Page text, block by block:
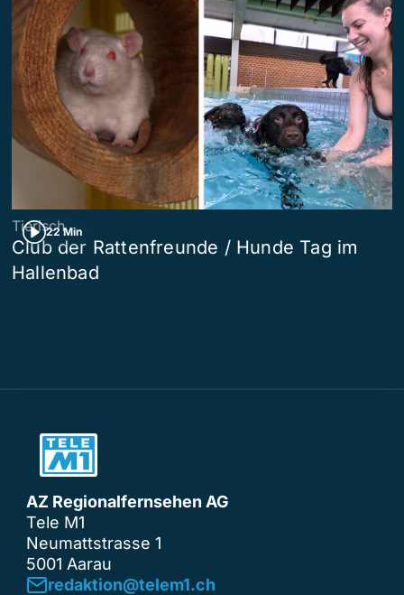
22 Min
Tierisch
Club der Rattenfreunde / Hunde Tag im
Hallenbad
AZ Regionalfernsehen AG
Tele M1
Neumattstrasse 1
5001 Aarau
redaktion@telem1.ch